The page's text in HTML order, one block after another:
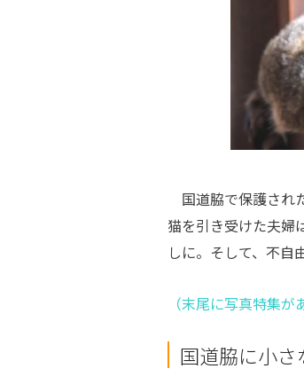
国道脇で保護され
猫を引き受けた夫婦
しに。そして、不自
（末尾に写真特集が
国道脇に小さ